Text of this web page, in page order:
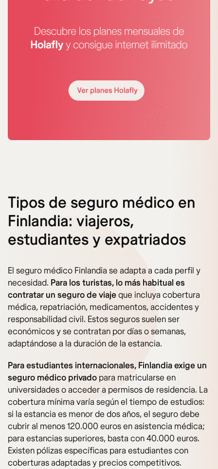
Tipos de seguro médico en
Finlandia: viajeros,
estudiantes y expatriados
El seguro médico Finlandia se adapta a cada perfil y
necesidad. Para los turistas, lo más habitual es
contratar un seguro de viajeque incluya cobertura
médica, repatriación, medicamentos, accidentes y
responsabilidad civil. Estos seguros suelen ser
económicos y se contratan por días o semanas,
adaptándose a la duración de la estancia.
Para estudiantes internacionales, Finlandia exige un
seguro médico privado para matricularse en
universidades o acceder a permisos de residencia. La
cobertura mínima varía según el tiempo de estudios:
si la estancia es menor de dos años, el seguro debe
cubrir al menos 120.000 euros en asistencia médica;
para estancias superiores, basta con 40.000 euros.
Existen pólizas específicas para estudiantes con
coberturas adaptadas y precios competitivos.